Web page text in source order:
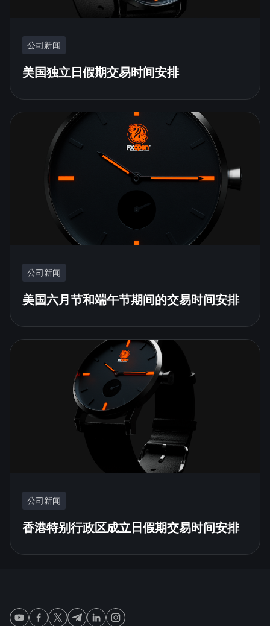
公司新闻
美国独立日假期交易时间安排
公司新闻
美国六月节和端午节期间的交易时间安排
公司新闻
香港特别行政区成立日假期交易时间安排